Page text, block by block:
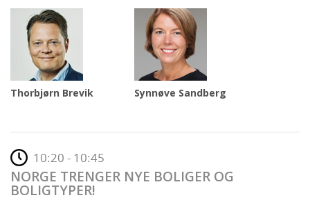
Thorbjørn Brevik Synnøve Sandberg
10:20 - 10:45
NORGE TRENGER NYE BOLIGER OG
BOLIGTYPER!